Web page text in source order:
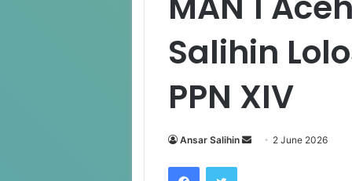
Salihin
PPN XIV
Ansar Salihin 2 June 2026